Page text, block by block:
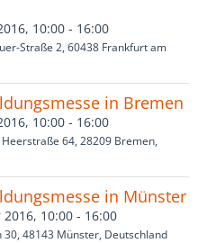
10:00 - 16:00
Straße 2, 60438 Frankfurt am
in Bremen
10:00 - 16:00
64, 28209 Bremen,
in Münster
10:00 - 16:00
30, 48143 Münster, Deutschland